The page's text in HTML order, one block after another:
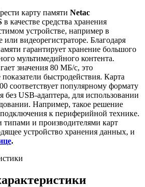
карту памяти Netac
в качестве средства хранения
устройстве, например в
видеорегистраторе. Благодаря
гарантирует хранение большого
мультимедийного контента.
значения 80 МБ/с, это
быстродействия. Карта
соответствует популярному формату
без USB-адаптера, для использовании
Например, такое решение
к периферийной технике.
типами и производителями карт
устройство хранения данных, и
.